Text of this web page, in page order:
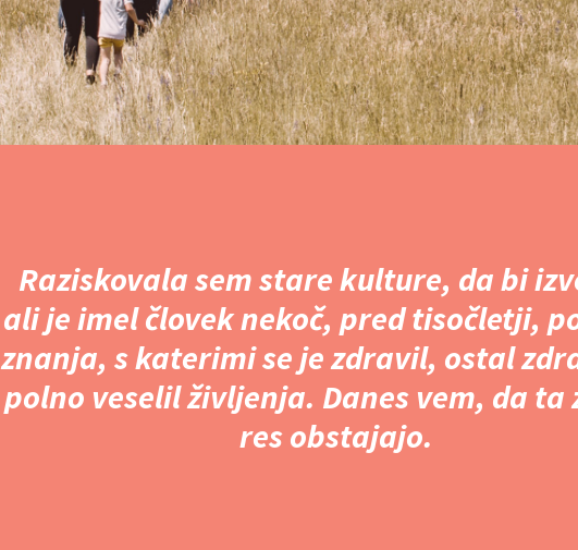
Raziskovala sem stare kulture, da bi
ali je imel človek nekoč, pred tisočletji,
znanja, s katerimi se je zdravil, ostal
polno veselil življenja. Danes vem, da ta
res obstajajo.